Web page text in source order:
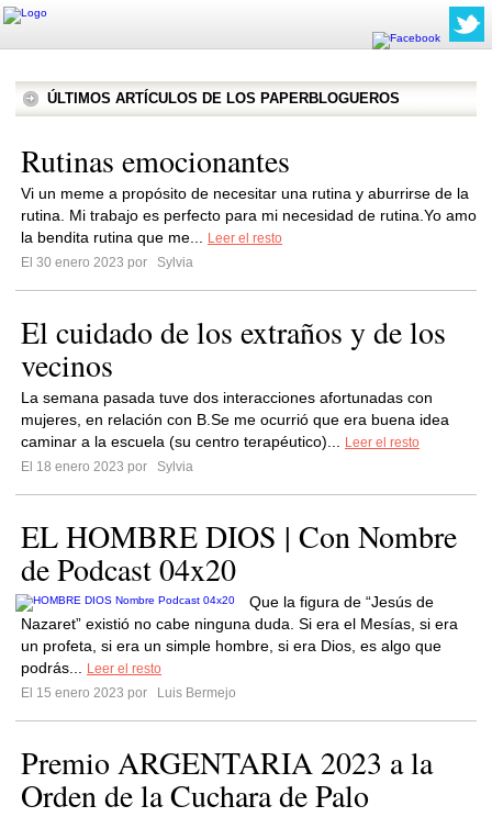
ÚLTIMOS ARTÍCULOS DE LOS PAPERBLOGUEROS
Rutinas emocionantes
Vi un meme a propósito de necesitar una rutina y aburrirse de la
rutina. Mi trabajo es perfecto para mi necesidad de rutina.Yo amo
la bendita rutina que me...
Leer el resto
El 30 enero 2023 por
Sylvia
El cuidado de los extraños y de los
vecinos
La semana pasada tuve dos interacciones afortunadas con
mujeres, en relación con B.Se me ocurrió que era buena idea
caminar a la escuela (su centro terapéutico)...
Leer el resto
El 18 enero 2023 por
Sylvia
EL HOMBRE DIOS | Con Nombre
de Podcast 04x20
Que la figura de “Jesús de
Nazaret” existió no cabe ninguna duda. Si era el Mesías, si era
un profeta, si era un simple hombre, si era Dios, es algo que
podrás...
Leer el resto
El 15 enero 2023 por
Luis Bermejo
Premio ARGENTARIA 2023 a la
Orden de la Cuchara de Palo